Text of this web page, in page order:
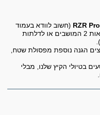
(חשוב לוודא בעמוד
ההזמנה אם הדגם מתאים לגרסאות 2 המושבים או לדלתות
הגנה נוספת מפסולת שטח,
הקיץ שלנו, מבלי